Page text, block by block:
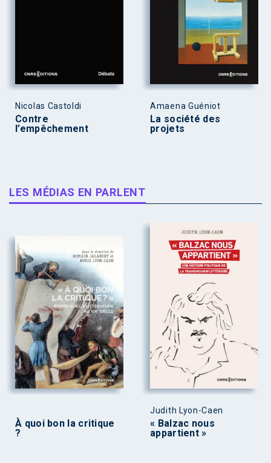
Nicolas Castoldi
Contre
l’empêchement
Amaena Guéniot
La société des
projets
LES MÉDIAS EN PARLENT
À quoi bon la critique
?
Judith Lyon-Caen
« Balzac nous
appartient »